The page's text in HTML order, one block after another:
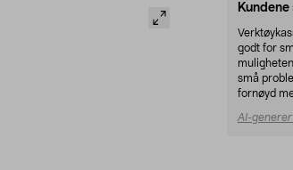
Kundene
godt for
små
fornøyd
AI-